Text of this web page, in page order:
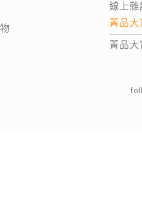
線上雜
菁品大
菁品大